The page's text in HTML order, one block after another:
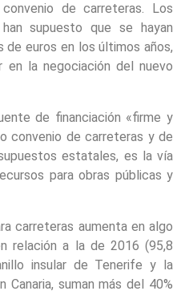
de carreteras. Los
supuesto que se hayan
de euros en los últimos años,
en la negociación del nuevo
de financiación «firme y
convenio de carreteras y de
estatales, es la vía
para obras públicas y
carreteras aumenta en algo
relación a la de 2016 (95,8
insular de Tenerife y la
Canaria, suman más del 40%